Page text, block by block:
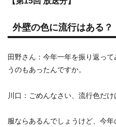
外壁の色に流行はある？
田野さん： 今年一年を振り返っ
うのもあったんですか。
川口： ごめんなさい、流行色だ
服ならあるんでしょうけど、今